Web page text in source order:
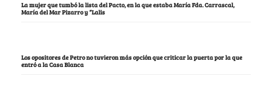
La mujer que tumbó la lista del Pacto, en la que estaba María Fda. Carrascal,
María del Mar Pizarro y “Lalis
Los opositores de Petro no tuvieron más opción que criticar la puerta por la que
entró a la Casa Blanca